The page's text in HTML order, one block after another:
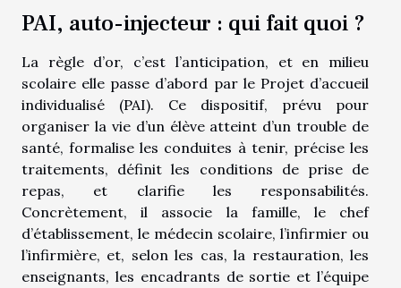
PAI, auto-injecteur : qui fait quoi ?
La règle d’or, c’est l’anticipation, et en milieu
scolaire elle passe d’abord par le Projet d’accueil
individualisé (PAI). Ce dispositif, prévu pour
organiser la vie d’un élève atteint d’un trouble de
santé, formalise les conduites à tenir, précise les
traitements, définit les conditions de prise de
repas, et clarifie les responsabilités.
Concrètement, il associe la famille, le chef
d’établissement, le médecin scolaire, l’infirmier ou
l’infirmière, et, selon les cas, la restauration, les
enseignants, les encadrants de sortie et l’équipe